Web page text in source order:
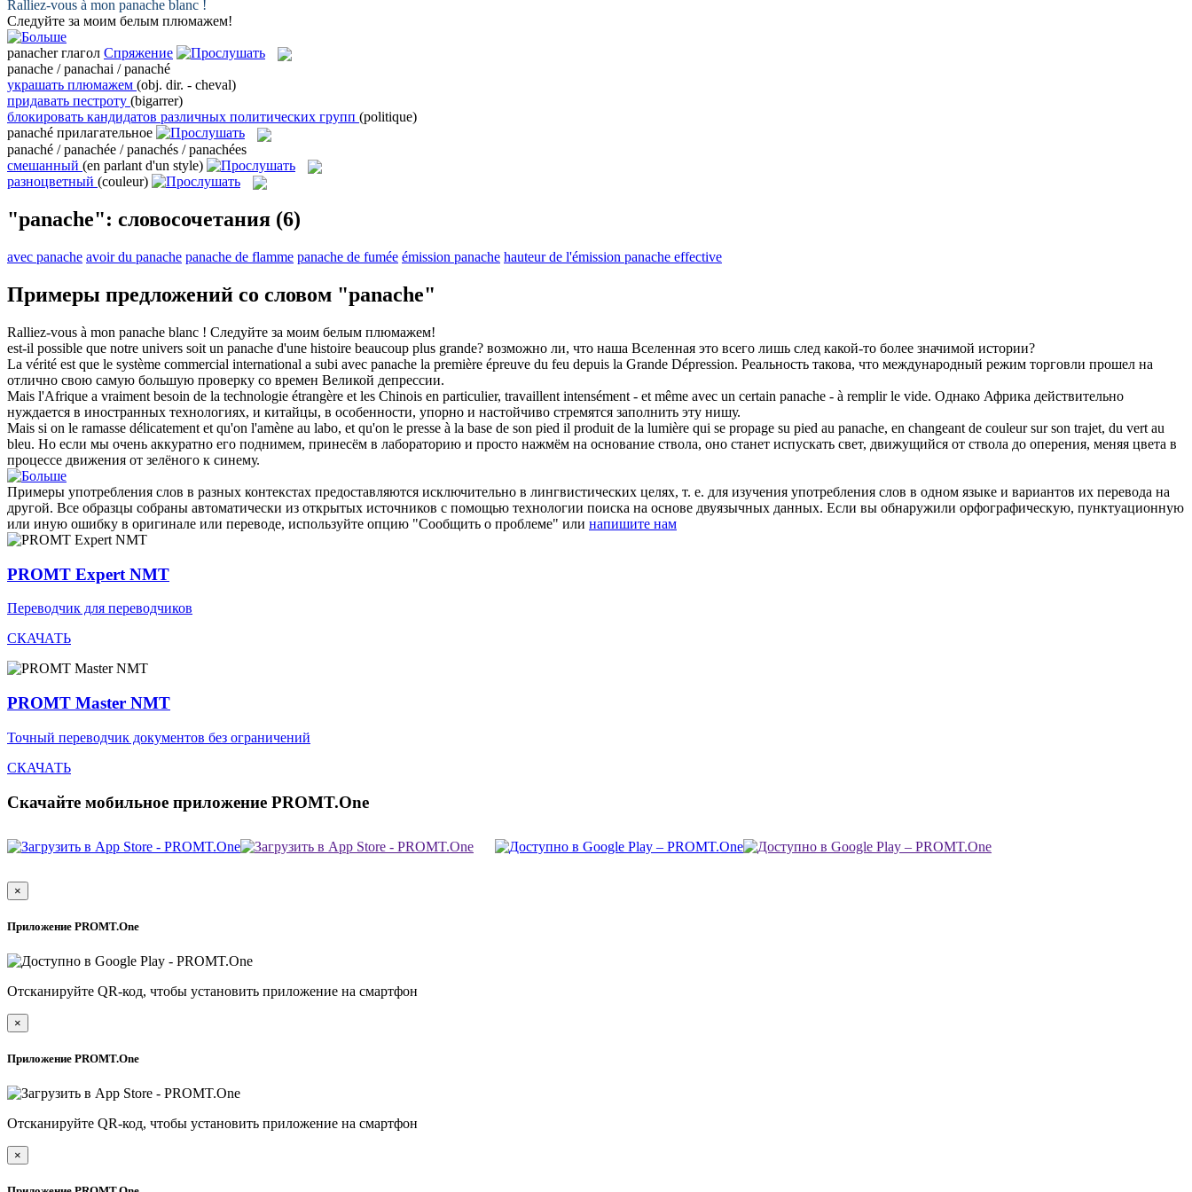
Ralliez-vous à mon panache blanc !
Следуйте за моим белым плюмажем!
panacher глагол Спряжение
panache / panachai / panaché
украшать плюмажем (obj. dir. - cheval)
придавать пестроту (bigarrer)
блокировать кандидатов различных политических групп (politique)
panaché прилагательное
panaché / panachée / panachés / panachées
смешанный (en parlant d'un style)
разноцветный (couleur)
"panache": словосочетания (6)
avec panache avoir du panache panache de flamme panache de fumée émission panache hauteur de l'émission panache effective
Примеры предложений со словом "panache"
Ralliez-vous à mon panache blanc ! Следуйте за моим белым плюмажем!
est-il possible que notre univers soit un panache d'une histoire beaucoup plus grande? возможно ли, что наша Вселенная это всего лишь след какой-то более значимой истории?
La vérité est que le système commercial international a subi avec panache la première épreuve du feu depuis la Grande Dépression. Реальность такова, что международный режим торговли прошел на
отлично свою самую большую проверку со времен Великой депрессии.
Mais l'Afrique a vraiment besoin de la technologie étrangère et les Chinois en particulier, travaillent intensément - et même avec un certain panache - à remplir le vide. Однако Африка действительно
нуждается в иностранных технологиях, и китайцы, в особенности, упорно и настойчиво стремятся заполнить эту нишу.
Mais si on le ramasse délicatement et qu'on l'amène au labo, et qu'on le presse à la base de son pied il produit de la lumière qui se propage su pied au panache, en changeant de couleur sur son trajet, du vert au
bleu. Но если мы очень аккуратно его поднимем, принесём в лабораторию и просто нажмём на основание ствола, оно станет испускать свет, движущийся от ствола до оперения, меняя цвета в
процессе движения от зелёного к синему.
Примеры употребления слов в разных контекстах предоставляются исключительно в лингвистических целях, т. е. для изучения употребления слов в одном языке и вариантов их перевода на
другой. Все образцы собраны автоматически из открытых источников с помощью технологии поиска на основе двуязычных данных. Если вы обнаружили орфографическую, пунктуационную
или иную ошибку в оригинале или переводе, используйте опцию "Сообщить о проблеме" или напишите нам
PROMT Expert NMT
Переводчик для переводчиков
СКАЧАТЬ
PROMT Master NMT
Точный переводчик документов без ограничений
СКАЧАТЬ
Скачайте мобильное приложение PROMT.One
×
Приложение PROMT.One
Отсканируйте QR-код, чтобы установить приложение на смартфон
×
Приложение PROMT.One
Отсканируйте QR-код, чтобы установить приложение на смартфон
×